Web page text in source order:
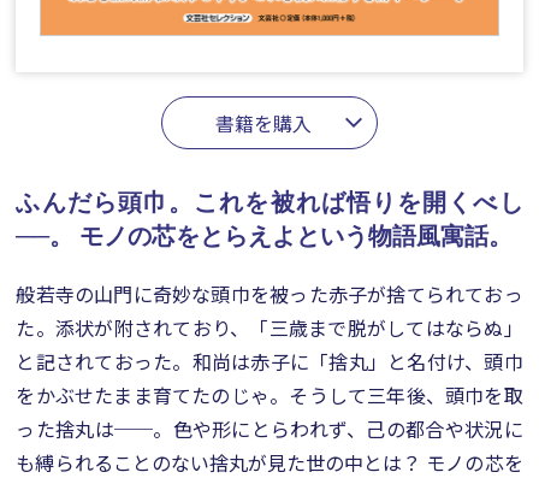
書籍を購入
ふんだら頭巾。これを被れば悟りを開くべし
──。
モノの芯をとらえよという物語風寓話。
般若寺の山門に奇妙な頭巾を被った赤子が捨てられておっ
た。添状が附されており、「三歳まで脱がしてはならぬ」
と記されておった。和尚は赤子に「捨丸」と名付け、頭巾
をかぶせたまま育てたのじゃ。そうして三年後、頭巾を取
った捨丸は──。色や形にとらわれず、己の都合や状況に
も縛られることのない捨丸が見た世の中とは？ モノの芯を